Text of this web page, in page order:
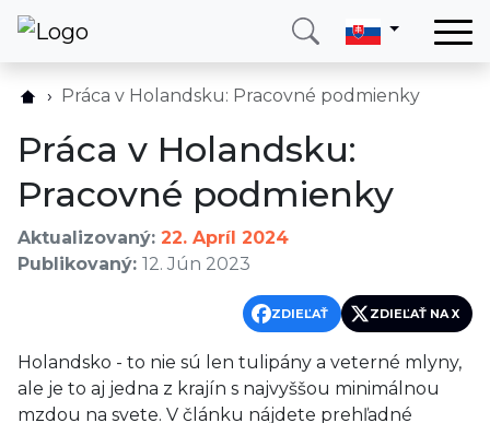
Krajina
O nás
Blog
Zavolajte mi Prihlásiť sa
Práca v Holandsku: Pracovné podmienky
Práca v Holandsku:
Pracovné podmienky
Aktualizovaný: 22. Apríl 2024
Publikovaný: 12. Jún 2023
ZDIEĽAŤ ZDIEĽAŤ NA X
Holandsko - to nie sú len tulipány a veterné mlyny,
ale je to aj jedna z krajín s najvyššou minimálnou
mzdou na svete. V článku nájdete prehľadné